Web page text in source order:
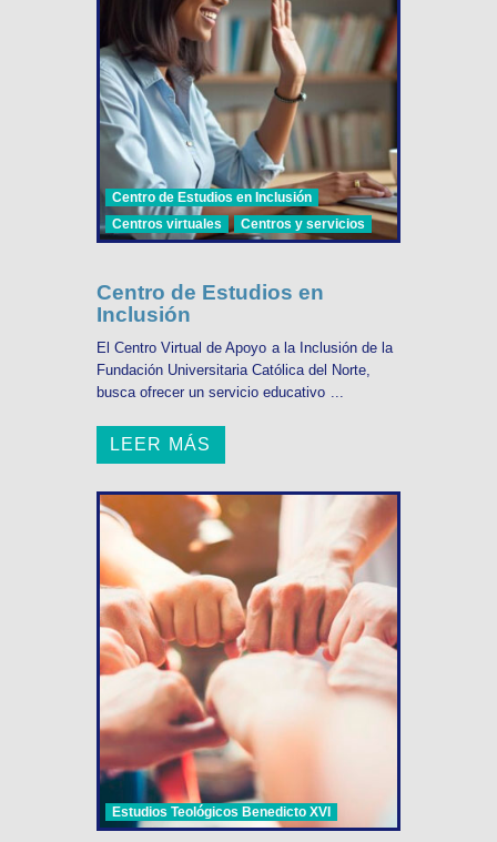
Centro de Estudios en Inclusión
Centros virtuales
Centros y servicios
Centro de Estudios en
Inclusión
El Centro Virtual de Apoyo a la Inclusión de la
Fundación Universitaria Católica del Norte,
busca ofrecer un servicio educativo ...
LEER MÁS
Estudios Teológicos Benedicto XVI